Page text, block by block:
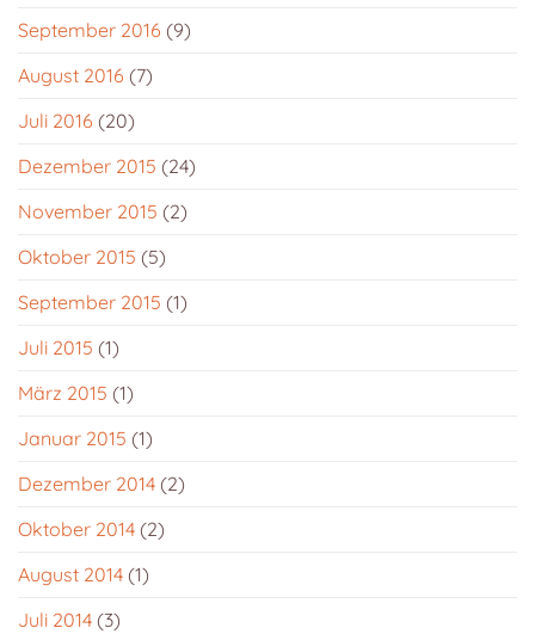
September 2016 (9)
August 2016 (7)
Juli 2016 (20)
Dezember 2015 (24)
November 2015 (2)
Oktober 2015 (5)
September 2015 (1)
Juli 2015 (1)
März 2015 (1)
Januar 2015 (1)
Dezember 2014 (2)
Oktober 2014 (2)
August 2014 (1)
Juli 2014 (3)